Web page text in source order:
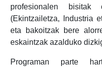
profesionalen
(Ekintzailetza, Industria
eta bakoitzak bere
eskaintzak azalduko
Programan parte